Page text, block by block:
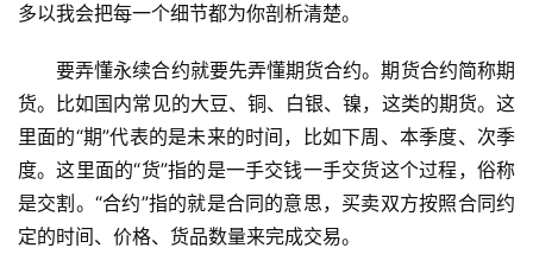
多以我会把每一个细节都为你剖析清楚。
要弄懂永续合约就要先弄懂期货合约。期货合约简称期
货。比如国内常见的大豆、铜、白银、镍，这类的期货。这
里面的“期”代表的是未来的时间，比如下周、本季度、次季
度。这里面的“货”指的是一手交钱一手交货这个过程，俗称
是交割。“合约”指的就是合同的意思，买卖双方按照合同约
定的时间、价格、货品数量来完成交易。